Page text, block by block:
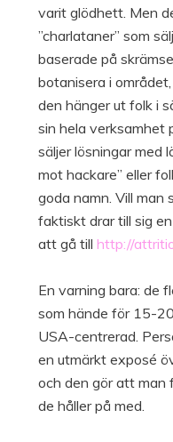
varit glödhett. Men
”charlataner” som
baserade på
botanisera i
den hänger ut folk i
sin hela verksamhet
säljer lösningar med
mot hackare” eller
goda namn. Vill man
faktiskt drar till sig
att gå till http://
En varning bara: de
som hände för 15-
USA-centrerad.
en utmärkt exposé
och den gör att man
de håller på med.